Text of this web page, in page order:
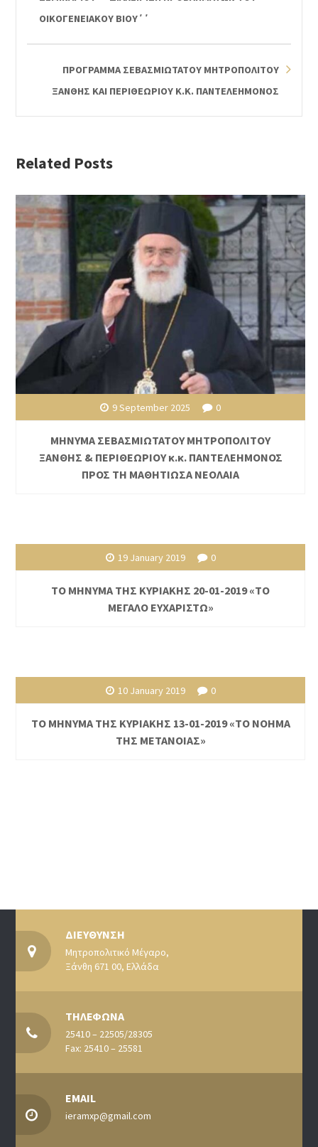
ΟΙΚΟΓΕΝΕΙΑΚΟΥ ΒΙΟΥ΄΄
ΠΡΟΓΡΑΜΜΑ ΣΕΒΑΣΜΙΩΤΑΤΟΥ ΜΗΤΡΟΠΟΛΙΤΟΥ
ΞΑΝΘΗΣ ΚΑΙ ΠΕΡΙΘΕΩΡΙΟΥ Κ.Κ. ΠΑΝΤΕΛΕHΜΟΝΟΣ
Related Posts
9 September 2025 0
ΜΗΝΥΜΑ ΣΕΒΑΣΜΙΩΤΑΤΟΥ ΜΗΤΡΟΠΟΛΙΤΟΥ
ΞΑΝΘΗΣ & ΠΕΡΙΘΕΩΡΙΟΥ κ.κ. ΠΑΝΤΕΛΕΗΜΟΝΟΣ
ΠΡΟΣ ΤΗ ΜΑΘΗΤΙΩΣΑ ΝΕΟΛΑΙΑ
19 January 2019 0
ΤΟ ΜΗΝΥΜΑ ΤΗΣ ΚΥΡΙΑΚΗΣ 20-01-2019 «ΤΟ
ΜΕΓΑΛΟ ΕΥΧΑΡΙΣΤΩ»
10 January 2019 0
ΤΟ ΜΗΝΥΜΑ ΤΗΣ ΚΥΡΙΑΚΗΣ 13-01-2019 «ΤΟ ΝΟΗΜΑ
ΤΗΣ ΜΕΤΑΝΟΙΑΣ»
ΔΙΕΥΘΥΝΣΗ
Μητροπολιτικό Μέγαρο,
Ξάνθη 671 00, Ελλάδα
ΤΗΛΕΦΩΝΑ
25410 – 22505/28305
Fax: 25410 – 25581
EMAIL
ieramxp@gmail.com